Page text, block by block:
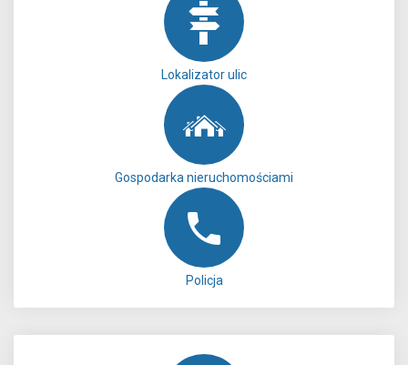
Lokalizator ulic
Gospodarka nieruchomościami
Policja